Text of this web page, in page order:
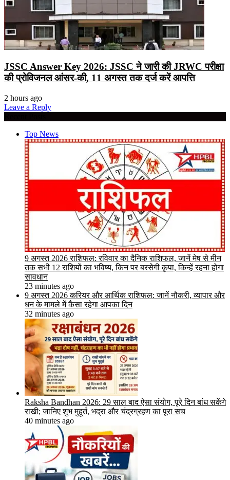
JSSC Answer Key 2026: JSSC ने जारी की JRWC परीक्षा
की प्रोविजनल आंसर-की, 11 अगस्त तक दर्ज करें आपत्ति
2 hours ago
Leave a Reply
Top News
9 अगस्त 2026 राशिफल: रविवार का दैनिक राशिफल, जानें मेष से मीन
तक सभी 12 राशियों का भविष्य, किन पर बरसेगी कृपा, किन्हें रहना होगा
सावधान
23 minutes ago
9 अगस्त 2026 करियर और आर्थिक राशिफल: जानें नौकरी, व्यापार और
धन के मामले में कैसा रहेगा आपका दिन
32 minutes ago
Raksha Bandhan 2026: 29 साल बाद ऐसा संयोग, पूरे दिन बांध सकेंगे
राखी; जानिए शुभ मुहूर्त, भद्रा और चंद्रग्रहण का पूरा सच
40 minutes ago